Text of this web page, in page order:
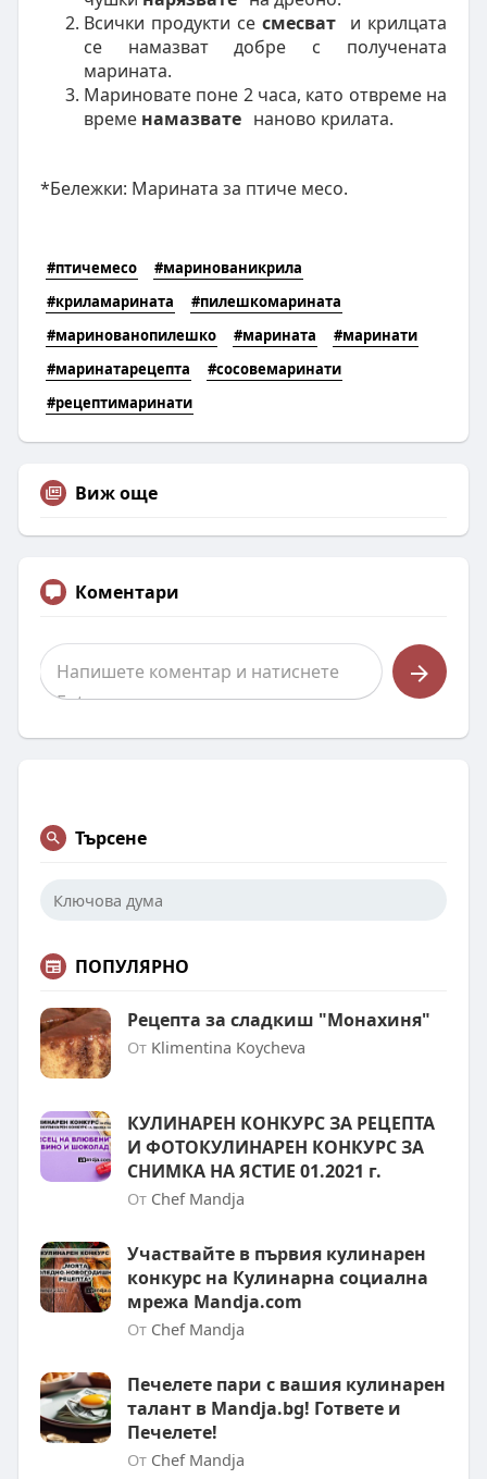
Всички продукти сесмесват
и крилцата
се намазват добре с получената
марината.
Мариновате поне 2 часа, като отвреме на
време намазвате наново крилата.
*Бележки: Марината за птиче месо.
#птичемесо
#маринованикрила
#криламарината
#пилешкомарината
#маринованопилешко
#марината
#маринати
#маринатарецепта
#сосовемаринати
#рецептимаринати
Виж още
Коментари
Търсене
ПОПУЛЯРНО
Рецепта за сладкиш "Монахиня"
От Klimentina Koycheva
КУЛИНАРЕН КОНКУРС ЗА РЕЦЕПТА
И ФОТОКУЛИНАРЕН КОНКУРС ЗА
СНИМКА НА ЯСТИЕ 01.2021 г.
От Chef Mandja
Участвайте в първия кулинарен
конкурс на Кулинарна социална
мрежа Mandja.com
От Chef Mandja
Печелете пари с вашия кулинарен
талант в Mandja.bg! Гответе и
Печелете!
От Chef Mandja